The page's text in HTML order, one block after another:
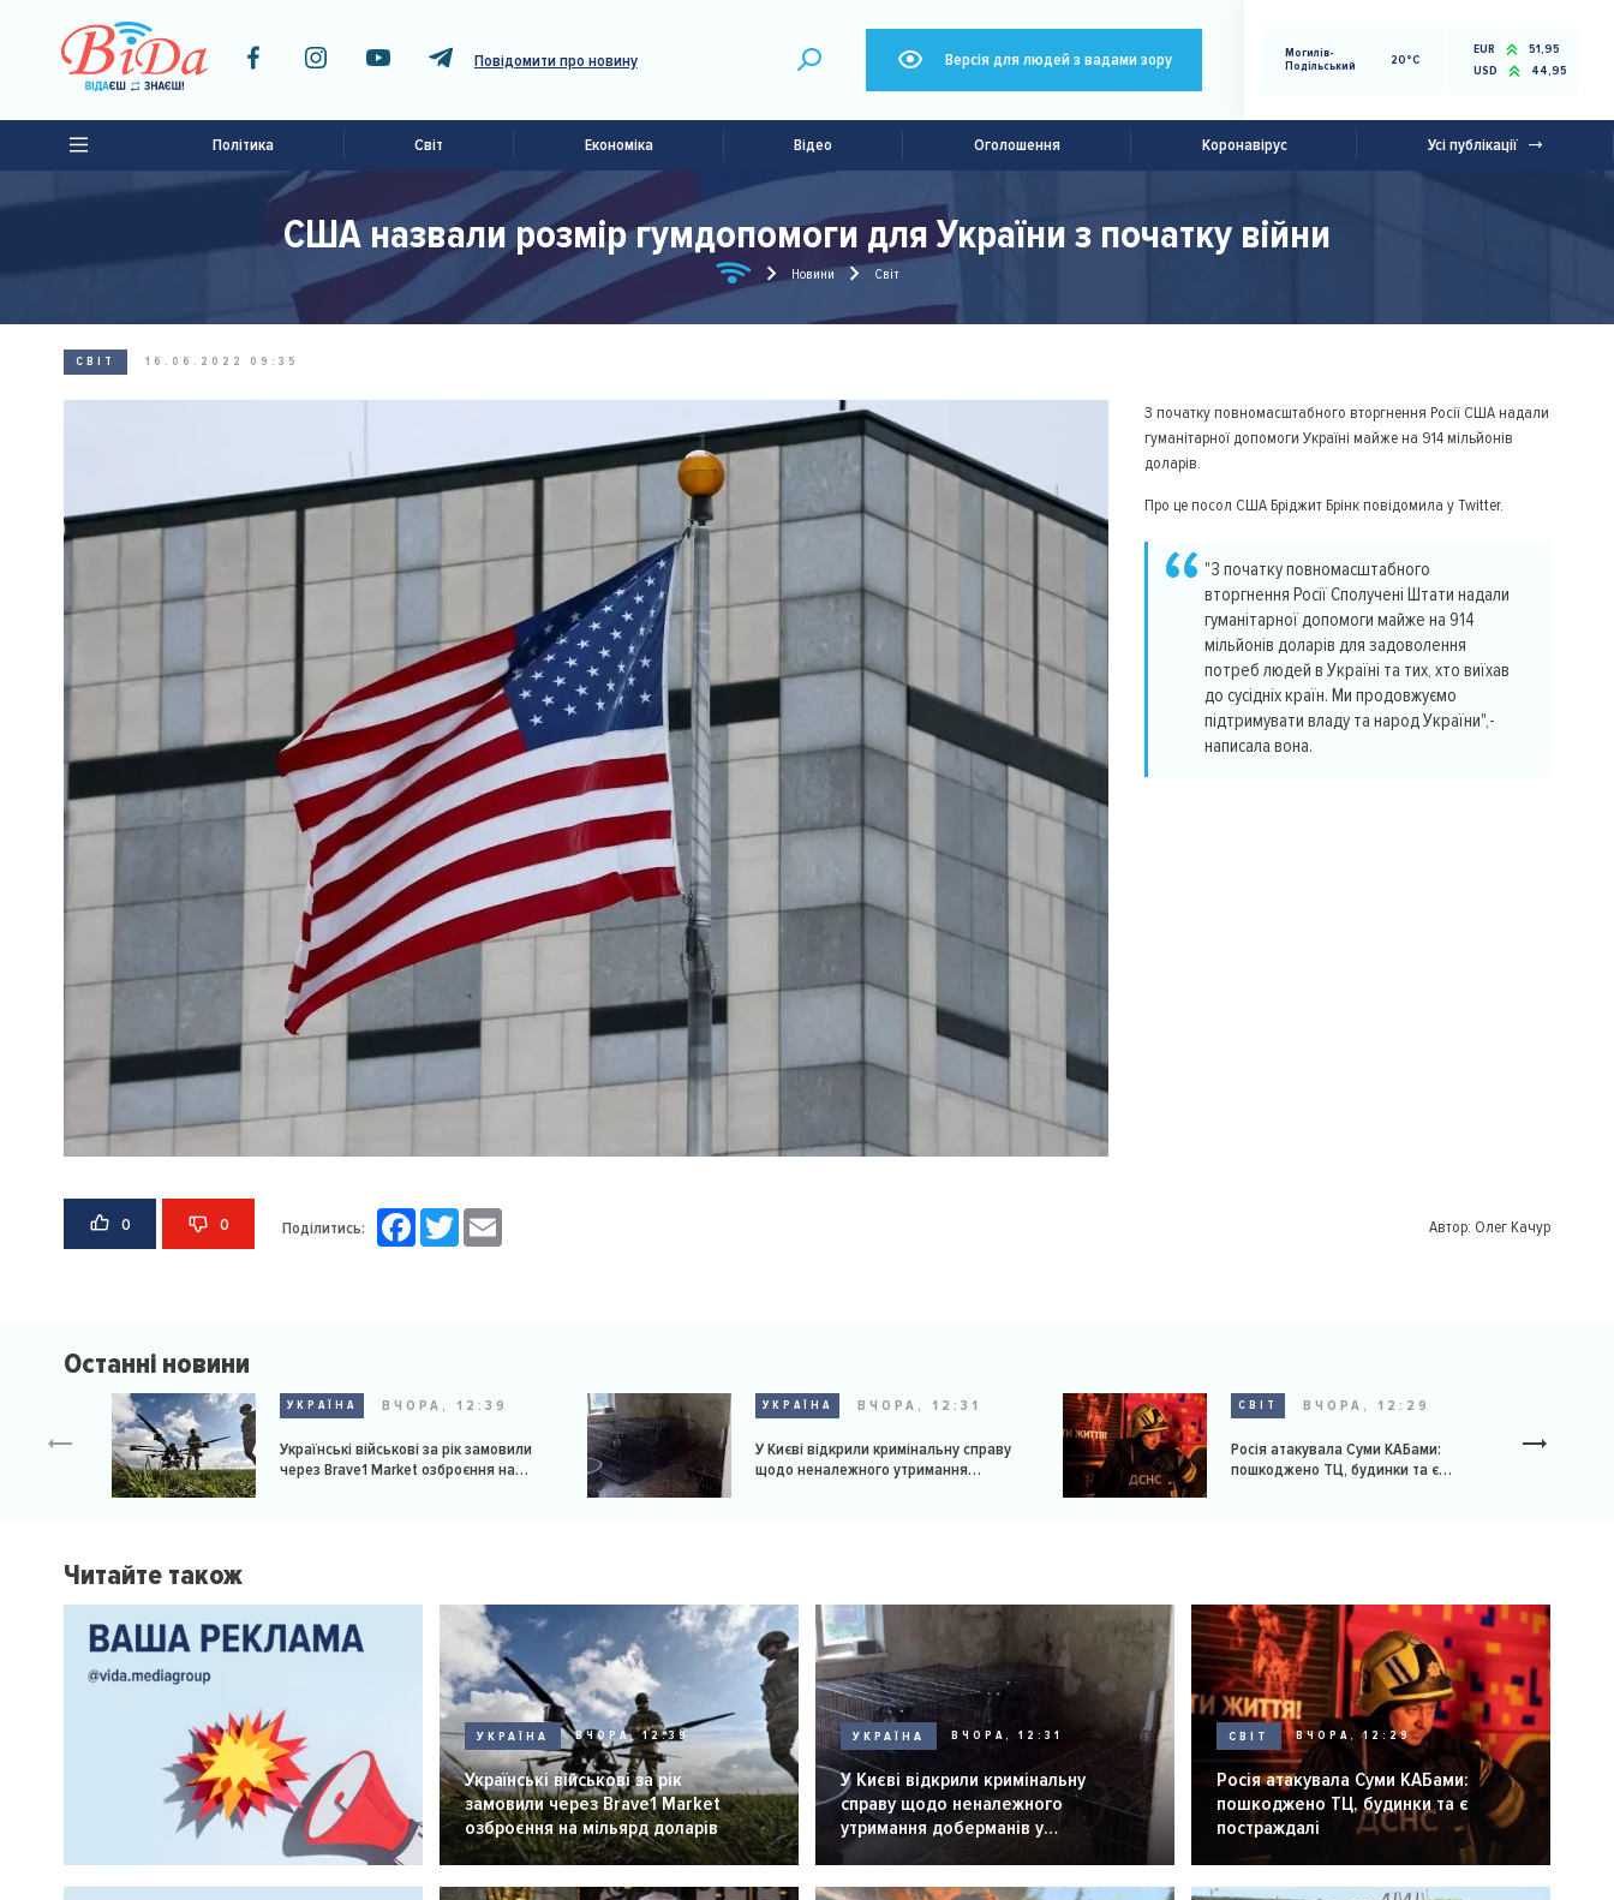
Повідомити про новину Версія для людей з вадами зору
Могилів-
Подільський
20°C
EUR
51,95
USD
44,95
Політика Світ Економіка Відео Оголошення Коронавірус Усі публікації
США назвали розмір гумдопомоги для України з початку війни
Новини Світ
СВІТ 16.06.2022 09:35
З початку повномасштабного вторгнення Росії США надали
гуманітарної допомоги Україні майже на 914 мільйонів
доларів.
Про це посол США Бріджит Брінк повідомила у Twitter.
"З початку повномасштабного
вторгнення Росії Сполучені Штати надали
гуманітарної допомоги майже на 914
мільйонів доларів для задоволення
потреб людей в Україні та тих, хто виїхав
до сусідніх країн. Ми продовжуємо
підтримувати владу та народ України",-
написала вона.
0 0 Поділитись: FacebookTwitter Автор: Олег Качур
Останні новини
УКРАЇНА ВЧОРА, 12:39
Українські військові за рік замовили
через Brave1 Market озброєння на
УКРАЇНА ВЧОРА, 12:31
У Києві відкрили кримінальну справу
щодо неналежного утримання
СВІТ ВЧОРА, 12:29
Росія атакувала Суми КАБами:
пошкоджено ТЦ, будинки та є
Читайте також
УКРАЇНА ВЧОРА, 12:39
Українські військові за рік
замовили через Brave1 Market
озброєння на мільярд доларів
УКРАЇНА ВЧОРА, 12:31
У Києві відкрили кримінальну
справу щодо неналежного
утримання доберманів у
розпліднику
СВІТ ВЧОРА, 12:29
Росія атакувала Суми КАБами:
пошкоджено ТЦ, будинки та є
постраждалі